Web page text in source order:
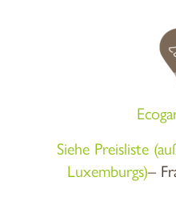
Siehe Preisliste
Luxemburgs)–